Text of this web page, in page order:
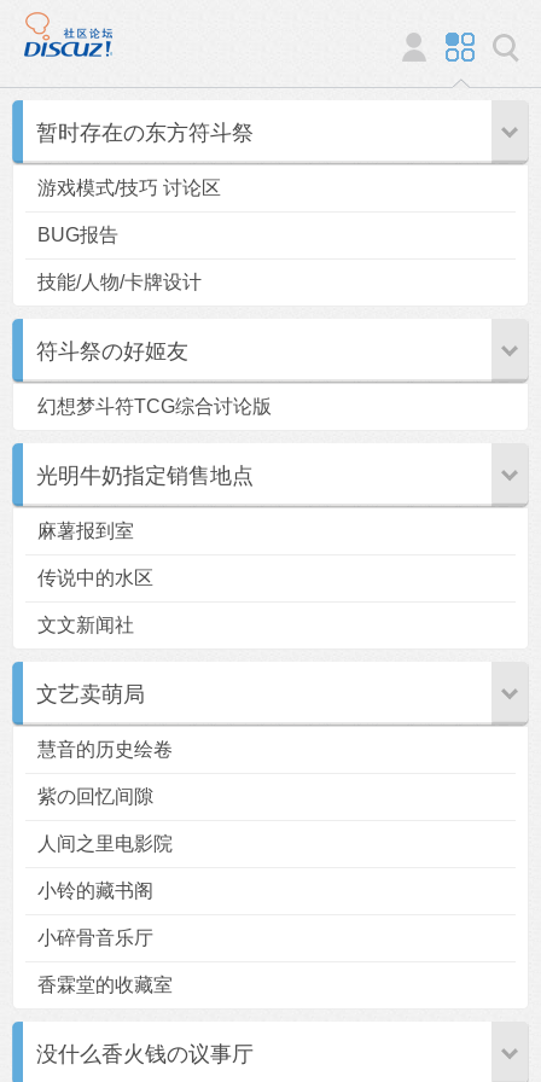
暂时存在の东方符斗祭
游戏模式/技巧 讨论区
BUG报告
技能/人物/卡牌设计
符斗祭の好姬友
幻想梦斗符TCG综合讨论版
光明牛奶指定销售地点
麻薯报到室
传说中的水区
文文新闻社
文艺卖萌局
慧音的历史绘卷
紫の回忆间隙
人间之里电影院
小铃的藏书阁
小碎骨音乐厅
香霖堂的收藏室
没什么香火钱の议事厅